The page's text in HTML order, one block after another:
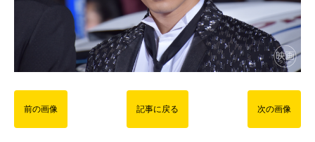
前の画像 記事に戻る 次の画像